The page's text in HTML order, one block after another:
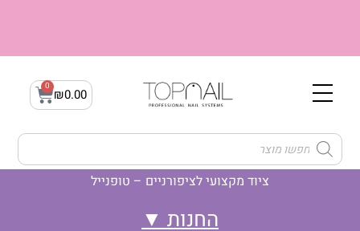
₪0.00
0
עגלת
קניות
Products
search
ציוד מקצועי לציפורניים – טופנייל